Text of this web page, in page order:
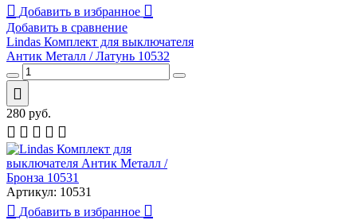
Добавить в избранное
Добавить в сравнение
Lindas Комплект для выключателя
Антик Металл / Латунь 10532
280 руб.
Артикул: 10531
Добавить в избранное